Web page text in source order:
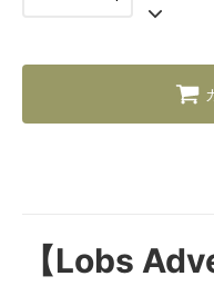
【Lobs